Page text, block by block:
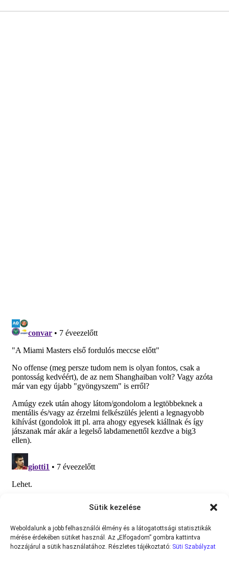
Sütik kezelése
Weboldalunk a jobb felhasználói élmény és a látogatottsági statisztikák
mérése érdekében sütiket használ. Az „Elfogadom” gombra kattintva
hozzájárul a sütik használatához. Részletes tájékoztató: Süti Szabályzat